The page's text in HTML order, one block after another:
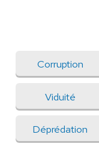
Corruption
Viduité
Déprédation